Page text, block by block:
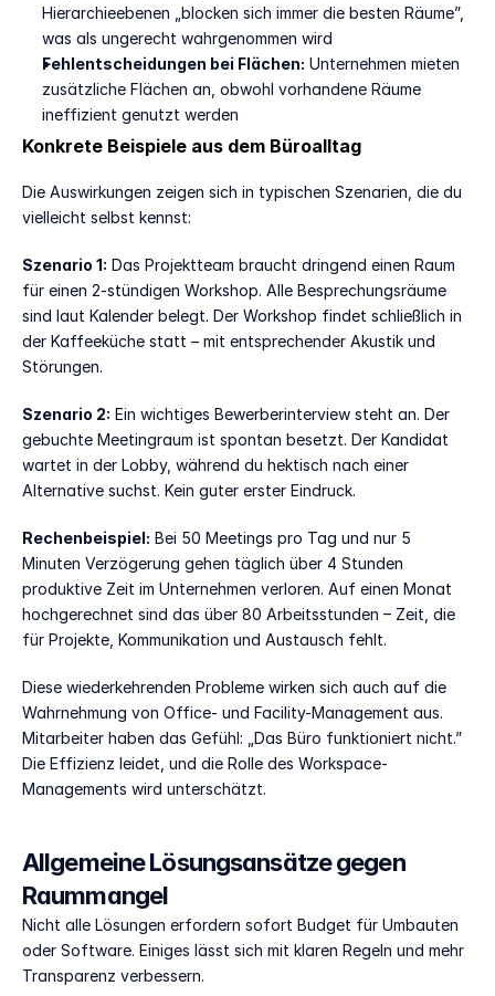
Hierarchieebenen „blocken sich immer die besten Räume”,
was als ungerecht wahrgenommen wird
Fehlentscheidungen bei Flächen: Unternehmen mieten
zusätzliche Flächen an, obwohl vorhandene Räume
ineffizient genutzt werden
Konkrete Beispiele aus dem Büroalltag
Die Auswirkungen zeigen sich in typischen Szenarien, die du
vielleicht selbst kennst:
Szenario 1: Das Projektteam braucht dringend einen Raum
für einen 2-stündigen Workshop. Alle Besprechungsräume
sind laut Kalender belegt. Der Workshop findet schließlich in
der Kaffeeküche statt – mit entsprechender Akustik und
Störungen.
Szenario 2: Ein wichtiges Bewerberinterview steht an. Der
gebuchte Meetingraum ist spontan besetzt. Der Kandidat
wartet in der Lobby, während du hektisch nach einer
Alternative suchst. Kein guter erster Eindruck.
Rechenbeispiel: Bei 50 Meetings pro Tag und nur 5
Minuten Verzögerung gehen täglich über 4 Stunden
produktive Zeit im Unternehmen verloren. Auf einen Monat
hochgerechnet sind das über 80 Arbeitsstunden – Zeit, die
für Projekte, Kommunikation und Austausch fehlt.
Diese wiederkehrenden Probleme wirken sich auch auf die
Wahrnehmung von Office- und Facility-Management aus.
Mitarbeiter haben das Gefühl: „Das Büro funktioniert nicht.”
Die Effizienz leidet, und die Rolle des Workspace-
Managements wird unterschätzt.
Allgemeine Lösungsansätze gegen
Raummangel
Nicht alle Lösungen erfordern sofort Budget für Umbauten
oder Software. Einiges lässt sich mit klaren Regeln und mehr
Transparenz verbessern.